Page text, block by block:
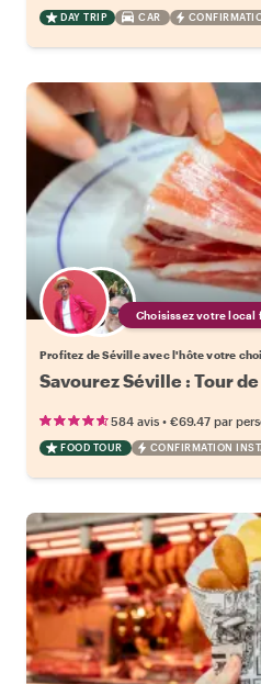
DAY TRIP CAR
Choisissez votre local
Profitez de Séville avec l'hôte votre
Savourez Séville : Tour
584 avis • €69.47 par
FOOD TOUR CONFIRMATION